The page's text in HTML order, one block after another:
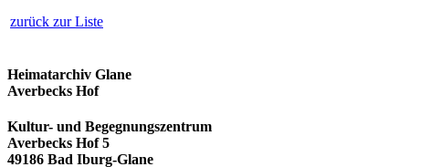
zurück zur Liste
Heimatarchiv Glane
Averbecks Hof
Kultur- und Begegnungszentrum
Averbecks Hof 5
49186 Bad Iburg-Glane